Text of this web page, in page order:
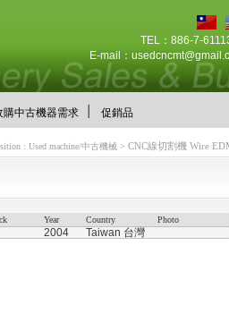
TEL：886-7-
E-mail：
購中古機器需求 促銷品
: Used machine/中古機械 > CNC線切割機 Wire
Year Country Photo
2004 Taiwan 台灣